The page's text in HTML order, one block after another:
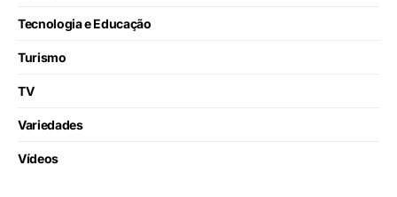
Tecnologia e Educação
Turismo
TV
Variedades
Vídeos